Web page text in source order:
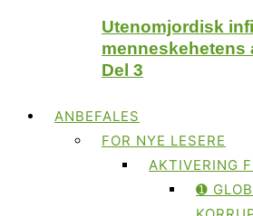
Utenomjordisk
menneskehetens
Del 3
ANBEFALES
FOR NYE LESERE
AKTIVERING
➊